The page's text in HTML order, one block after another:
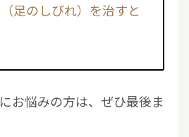
足のしびれ）を治すと
お悩みの方は、ぜひ最後ま